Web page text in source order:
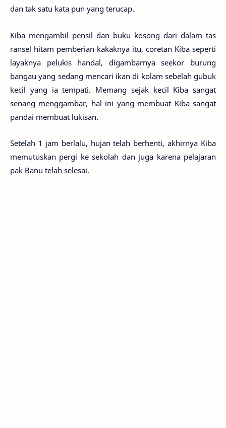
dan tak satu kata pun yang terucap.
Kiba mengambil pensil dan buku kosong dari dalam tas
ransel hitam pemberian kakaknya itu, coretan Kiba seperti
layaknya pelukis handal, digambarnya seekor burung
bangau yang sedang mencari ikan di kolam sebelah gubuk
kecil yang ia tempati. Memang sejak kecil Kiba sangat
senang menggambar, hal ini yang membuat Kiba sangat
pandai membuat lukisan.
Setelah 1 jam berlalu, hujan telah berhenti, akhirnya Kiba
memutuskan pergi ke sekolah dan juga karena pelajaran
pak Banu telah selesai.